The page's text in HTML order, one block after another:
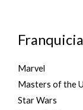
Marvel
Masters of the
Star Wars